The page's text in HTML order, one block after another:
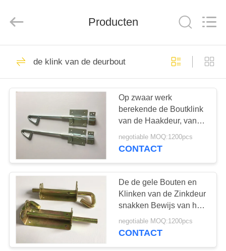
HUIS
PRODUCTEN
VIDEO'S
ONGEVEER
ONS
FABRIEKSREIS
KWALITEITSCONTROLE
Hardware
Factory.
Reserved.
De Scharnieren van
de metaaldeur
Gelijke Scharnier
7
Producten
de klink van de deurbout
Op zwaar werk
berekende de Boutklink
van de Haakdeur, van
het de Klinkvenster van
de Diabout de
negotiable MOQ:1200pcs
CONTACT
De de gele Bouten en
Klinken van de Zinkdeur
snakken Bewijs van het
Beroepsleven het
Antiroestwater
negotiable MOQ:1200pcs
CONTACT